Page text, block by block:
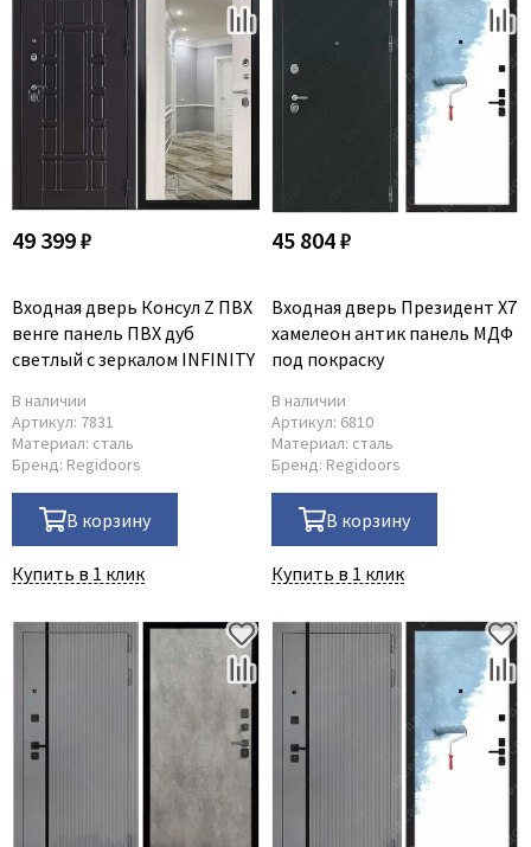
49 399 ₽
Входная дверь Консул Z ПВХ
венге панель ПВХ дуб
светлый с зеркалом INFINITY
В наличии
Артикул: 7831
Материал: сталь
Бренд: Regidoors
В корзину
Купить в 1 клик
45 804 ₽
Входная дверь Президент X7
хамелеон антик панель МДФ
под покраску
В наличии
Артикул: 6810
Материал: сталь
Бренд: Regidoors
В корзину
Купить в 1 клик